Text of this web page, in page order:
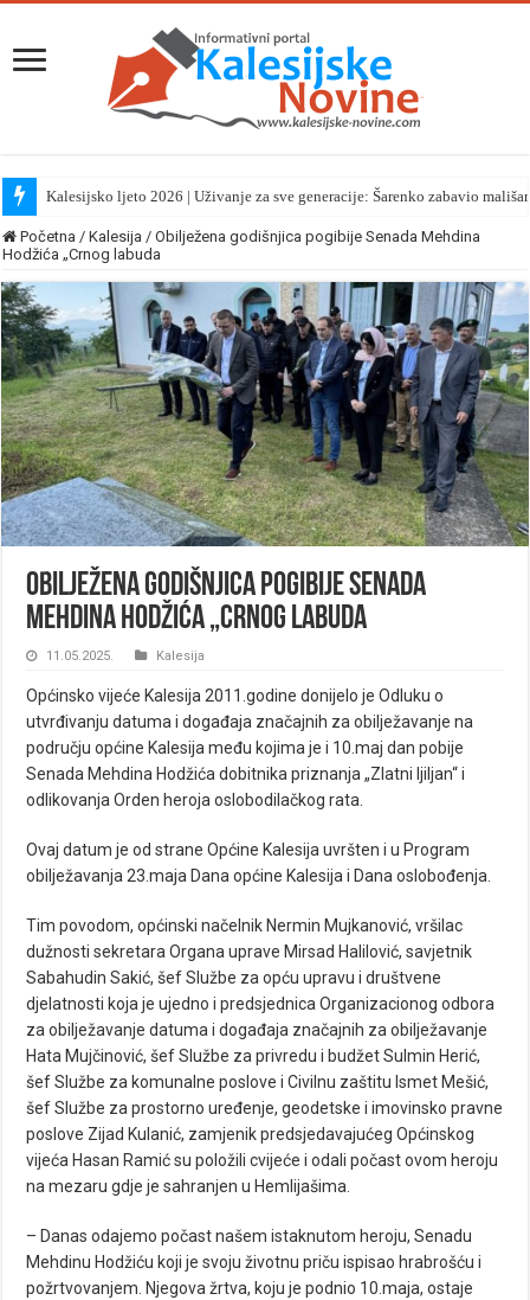
Kalesijsko ljeto 2026 | Uživanje za sve generacije: Šarenko zabavio
Početna / Kalesija / Obilježena godišnjica pogibije Senada Mehdina
Hodžića „Crnog labuda
Obilježena godišnjica pogibije Senada
Mehdina Hodžića „Crnog labuda
11.05.2025. Kalesija
Općinsko vijeće Kalesija 2011.godine donijelo je Odluku o
utvrđivanju datuma i događaja značajnih za obilježavanje na
području općine Kalesija među kojima je i 10.maj dan pobije
Senada Mehdina Hodžića dobitnika priznanja „Zlatni ljiljan“ i
odlikovanja Orden heroja oslobodilačkog rata.
Ovaj datum je od strane Općine Kalesija uvršten i u Program
obilježavanja 23.maja Dana općine Kalesija i Dana oslobođenja.
Tim povodom, općinski načelnik Nermin Mujkanović, vršilac
dužnosti sekretara Organa uprave Mirsad Halilović, savjetnik
Sabahudin Sakić, šef Službe za opću upravu i društvene
djelatnosti koja je ujedno i predsjednica Organizacionog odbora
za obilježavanje datuma i događaja značajnih za obilježavanje
Hata Mujčinović, šef Službe za privredu i budžet Sulmin Herić,
šef Službe za komunalne poslove i Civilnu zaštitu Ismet Mešić,
šef Službe za prostorno uređenje, geodetske i imovinsko pravne
poslove Zijad Kulanić, zamjenik predsjedavajućeg Općinskog
vijeća Hasan Ramić su položili cvijeće i odali počast ovom heroju
na mezaru gdje je sahranjen u Hemlijašima.
– Danas odajemo počast našem istaknutom heroju, Senadu
Mehdinu Hodžiću koji je svoju životnu priču ispisao hrabrošću i
požrtvovanjem. Njegova žrtva, koju je podnio 10.maja, ostaje